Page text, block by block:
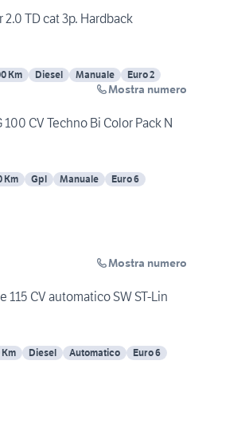
TD cat 3p. Hardback
Km Diesel Manuale
Euro 2
Mostra numero
CV Techno Bi Color Pack N
Km Gpl Manuale Euro 6
Mostra numero
115 CV automatico SW ST-Lin
Km Diesel Automatico Euro 6